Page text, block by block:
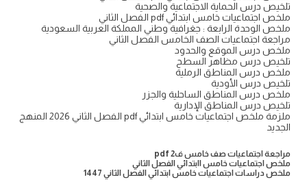
تلخيص درس الحماية الاجتماعية والصحية
ملخص اجتماعيات خامس ابتدائي pdf الفصل الثاني
ملخص الوحدة الرابعة : جغرافية وطني المملكة العربية السعودية
مراجعة اجتماعيات الصف الخامس الفصل الثاني
ملخص درس الموقع والحدود
تلخيص درس مظاهر السطح
ملخص درس المناطق الرملية
تلخيص درس الأودية
ملخص درس المناطق الساحلية والجزر
تلخيص درس المناطق الإدارية
ملزمة ملخص اجتماعيات خامس ابتدائي pdf الفصل الثاني 2026 المنهج
الجديد
مراجعة اجتماعيات صف خامس ف2 pdf
ملخص اجتماعيات خامس اابتدائي الفصل الثاني
ملخص دراسات اجتماعيات خامس ابتدائي الفصل الثاني 1447